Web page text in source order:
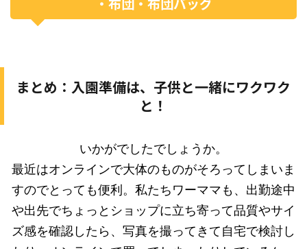
まとめ：入園準備は、子供と一緒にワクワク
と！
いかがでしたでしょうか。
最近はオンラインで大体のものがそろってしまいま
すのでとっても便利。私たちワーママも、出勤途中
や出先でちょっとショップに立ち寄って品質やサイ
ズ感を確認したら、写真を撮ってきて自宅で検討し